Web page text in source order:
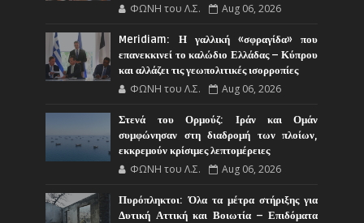
ΦΩΝΗ του Λ.Σ. Aug 06, 2026
Meridiam: Η γαλλική «σφραγίδα» που
επανεκκινεί το καλώδιο Ελλάδας – Κύπρου
και αλλάζει τις γεωπολιτικές ισορροπίες
ΦΩΝΗ του Λ.Σ. Aug 06, 2026
Στενά του Ορμούζ: Ιράν και Ομάν
συμφώνησαν στη διαδρομή των πλοίων,
εκκρεμούν κρίσιμες λεπτομέρειες
ΦΩΝΗ του Λ.Σ. Aug 06, 2026
Πυρόπληκτοι: Όλα τα μέτρα στήριξης για
Δυτική Αττική και Βοιωτία – Επιδόματα